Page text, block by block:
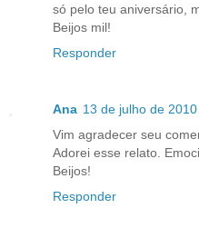
só pelo teu aniversário,
Beijos mil!
Responder
Ana 13 de julho de
Vim agradecer seu
Adorei esse relato.
Beijos!
Responder